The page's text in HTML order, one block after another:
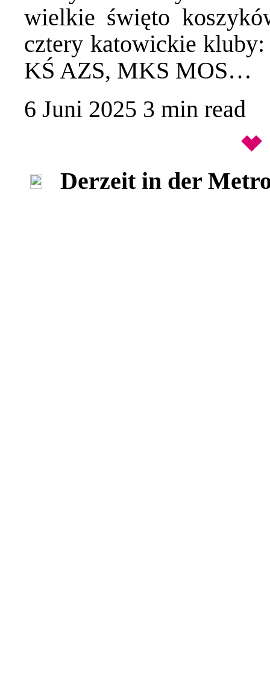
wielkie święto
cztery katowickie
KŚ AZS, MKS MOS…
6 Juni 2025 3 min read
Derzeit in der